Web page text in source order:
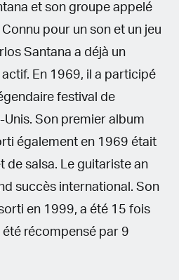
et son groupe appelé
pour un son et un jeu
Santana a déjà un
En 1969, il a participé
festival de
Son premier album
également en 1969 était
de salsa. Le guitariste an
succès international. Son
en 1999, a été 15 fois
récompensé par 9